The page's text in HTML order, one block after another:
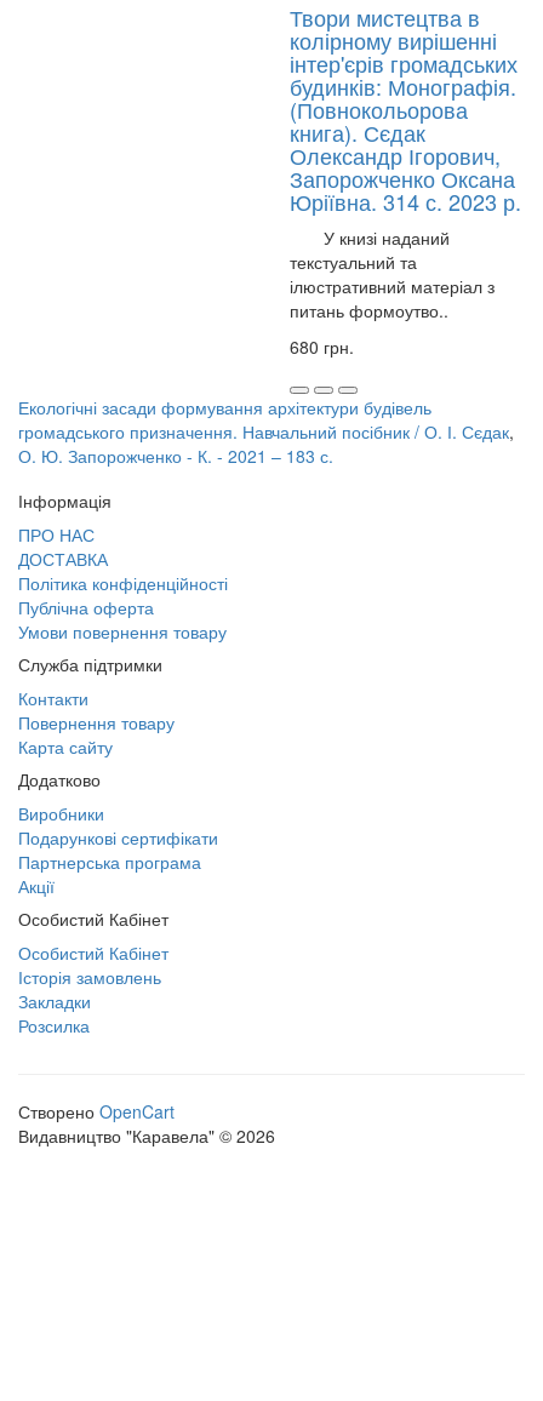
Твори мистецтва в
колірному вирішенні
інтер'єрів громадських
будинків: Монографія.
(Повнокольорова
книга). Сєдак
Олександр Ігорович,
Запорожченко Оксана
Юріївна. 314 с. 2023 р.
У книзі наданий
текстуальний та
ілюстративний матеріал з
питань формоутво..
680 грн.
Екологічні засади формування архітектури будівель
громадського призначення. Навчальний посібник / О. І. Сєдак,
О. Ю. Запорожченко - К. - 2021 – 183 с.
Інформація
ПРО НАС
ДОСТАВКА
Політика конфіденційності
Публічна оферта
Умови повернення товару
Служба підтримки
Контакти
Повернення товару
Карта сайту
Додатково
Виробники
Подарункові сертифікати
Партнерська програма
Акції
Особистий Кабінет
Особистий Кабінет
Історія замовлень
Закладки
Розсилка
Створено OpenCart
Видавництво "Каравела" © 2026